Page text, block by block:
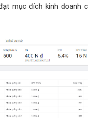
mục đích kinh doanh